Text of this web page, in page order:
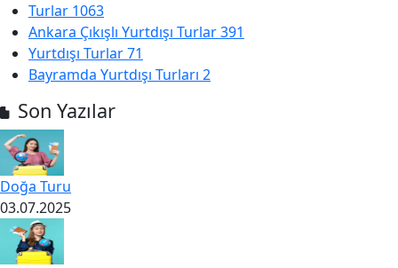
Turlar 1063
Ankara Çıkışlı Yurtdışı Turlar391
Yurtdışı Turlar71
Bayramda Yurtdışı Turları 2
Son Yazılar
Doğa Turu
03.07.2025